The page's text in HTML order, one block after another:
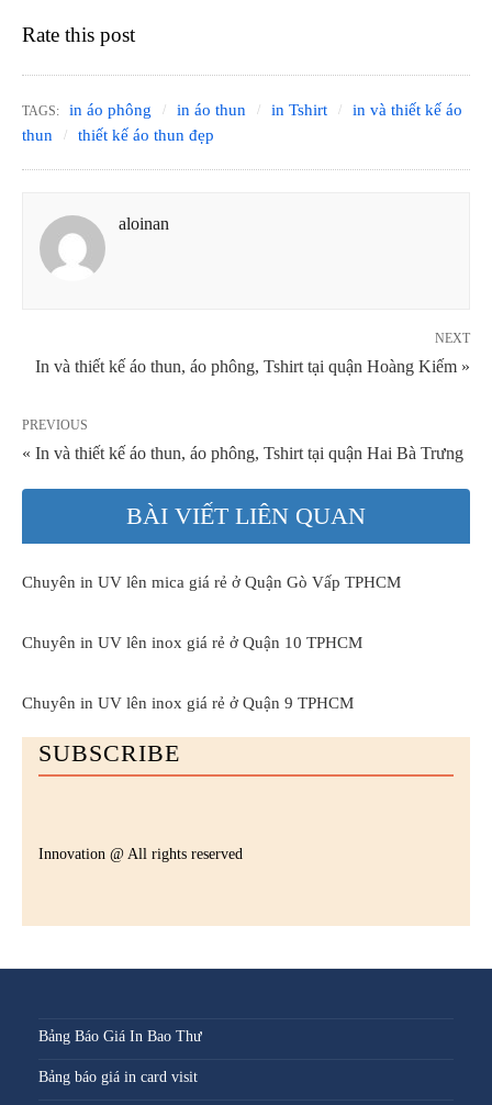
Rate this post
TAGS: in áo phông in áo thun in Tshirt
in và thiết kế áo
thun
thiết kế áo thun đẹp
aloinan
NEXT
In và thiết kế áo thun, áo phông, Tshirt tại quận Hoàng Kiếm »
PREVIOUS
« In và thiết kế áo thun, áo phông, Tshirt tại quận Hai Bà Trưng
BÀI VIẾT LIÊN QUAN
Chuyên in UV lên mica giá rẻ ở Quận Gò Vấp TPHCM
Chuyên in UV lên inox giá rẻ ở Quận 10 TPHCM
Chuyên in UV lên inox giá rẻ ở Quận 9 TPHCM
SUBSCRIBE
Innovation @ All rights reserved
Bảng Báo Giá In Bao Thư
Bảng báo giá in card visit